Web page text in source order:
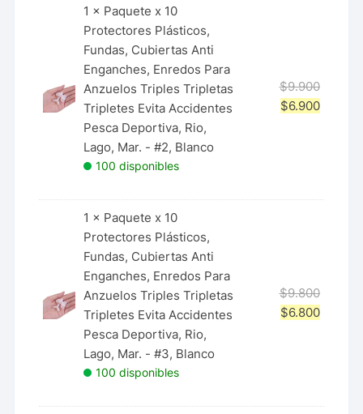
1 × Paquete x 10
Protectores Plásticos,
Fundas, Cubiertas Anti
Enganches, Enredos Para
Anzuelos Triples Tripletas
Tripletes Evita Accidentes
Pesca Deportiva, Rio,
Lago, Mar. - #2, Blanco
100 disponibles
$9.900
$6.900
1 × Paquete x 10
Protectores Plásticos,
Fundas, Cubiertas Anti
Enganches, Enredos Para
Anzuelos Triples Tripletas
Tripletes Evita Accidentes
Pesca Deportiva, Rio,
Lago, Mar. - #3, Blanco
100 disponibles
$9.800
$6.800